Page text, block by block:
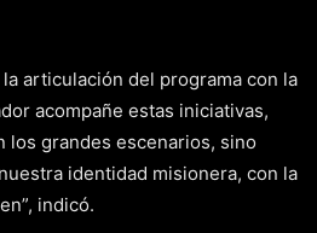
articulación del programa con la
acompañe estas iniciativas,
los grandes escenarios, sino
identidad misionera, con la
indicó.